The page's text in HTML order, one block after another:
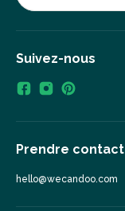
Suivez-nous
Prendre contact
hello@wecandoo.com